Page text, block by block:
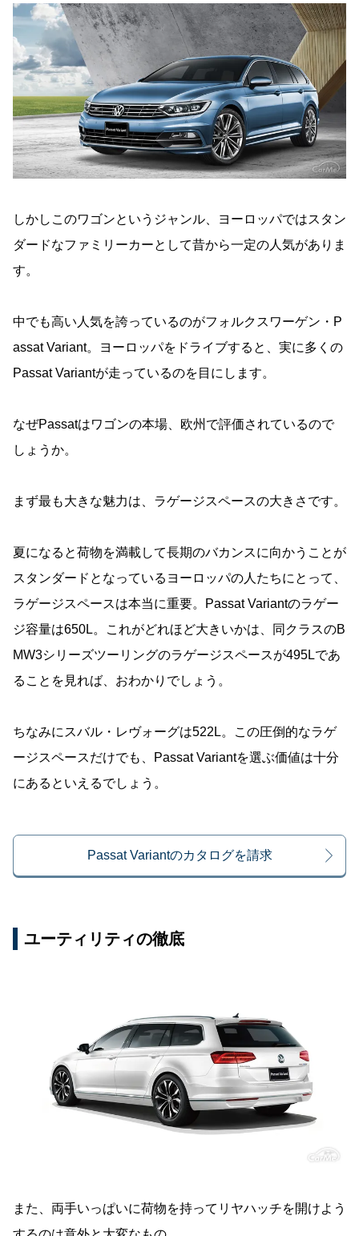
しかしこのワゴンというジャンル、ヨーロッパではスタン
ダードなファミリーカーとして昔から一定の人気がありま
す。
中でも高い人気を誇っているのがフォルクスワーゲン・P
assat Variant。ヨーロッパをドライブすると、実に多くの
Passat Variantが走っているのを目にします。
なぜPassatはワゴンの本場、欧州で評価されているので
しょうか。
まず最も大きな魅力は、ラゲージスペースの大きさです。
夏になると荷物を満載して長期のバカンスに向かうことが
スタンダードとなっているヨーロッパの人たちにとって、
ラゲージスペースは本当に重要。Passat Variantのラゲー
ジ容量は650L。これがどれほど大きいかは、同クラスのB
MW3シリーズツーリングのラゲージスペースが495Lであ
ることを見れば、おわかりでしょう。
ちなみにスバル・レヴォーグは522L。この圧倒的なラゲ
ージスペースだけでも、Passat Variantを選ぶ価値は十分
にあるといえるでしょう。
Passat Variantのカタログを請求
ユーティリティの徹底
また、両手いっぱいに荷物を持ってリヤハッチを開けよう